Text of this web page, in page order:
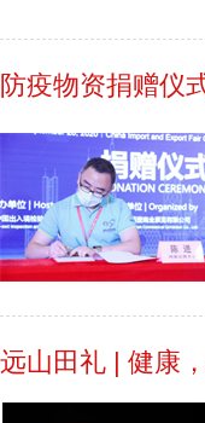
防疫物资捐赠仪
远山田礼 | 健康